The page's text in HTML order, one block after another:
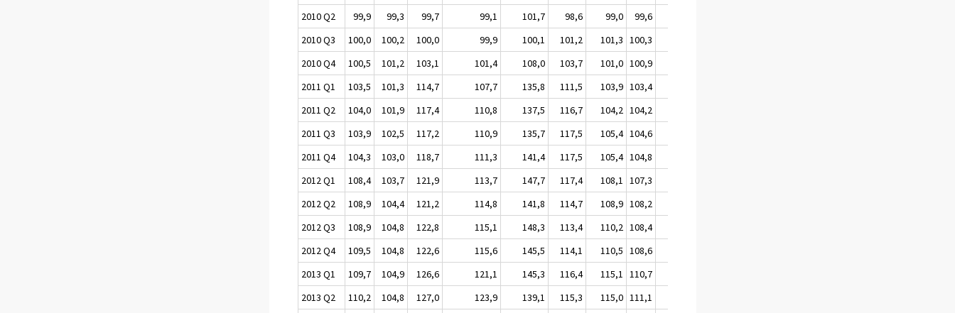
2010 Q2
99,9 99,3 99,7 99,1 101,7 98,6 99,0 99,6
2010 Q3
100,0 100,2 100,0 99,9 100,1 101,2 101,3 100,3
2010 Q4
100,5 101,2 103,1 101,4 108,0 103,7 101,0 100,9
2011 Q1
103,5 101,3 114,7 107,7 135,8 111,5 103,9 103,4
2011 Q2
104,0 101,9 117,4 110,8 137,5 116,7 104,2 104,2
2011 Q3
103,9 102,5 117,2 110,9 135,7 117,5 105,4 104,6
2011 Q4
104,3 103,0 118,7 111,3 141,4 117,5 105,4 104,8
2012 Q1
108,4 103,7 121,9 113,7 147,7 117,4 108,1 107,3
2012 Q2
108,9 104,4 121,2 114,8 141,8 114,7 108,9 108,2
2012 Q3
108,9 104,8 122,8 115,1 148,3 113,4 110,2 108,4
2012 Q4
109,5 104,8 122,6 115,6 145,5 114,1 110,5 108,6
2013 Q1
109,7 104,9 126,6 121,1 145,3 116,4 115,1 110,7
2013 Q2
110,2 104,8 127,0 123,9 139,1 115,3 115,0 111,1